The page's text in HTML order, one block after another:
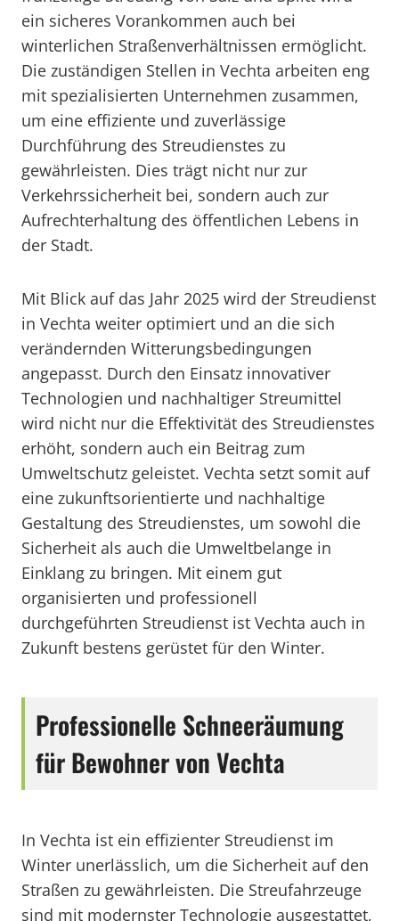
ein sicheres Vorankommen auch bei
winterlichen Straßenverhältnissen ermöglicht.
Die zuständigen Stellen in Vechta arbeiten eng
mit spezialisierten Unternehmen zusammen,
um eine effiziente und zuverlässige
Durchführung des Streudienstes zu
gewährleisten. Dies trägt nicht nur zur
Verkehrssicherheit bei, sondern auch zur
Aufrechterhaltung des öffentlichen Lebens in
der Stadt.
Mit Blick auf das Jahr 2025 wird der Streudienst
in Vechta weiter optimiert und an die sich
verändernden Witterungsbedingungen
angepasst. Durch den Einsatz innovativer
Technologien und nachhaltiger Streumittel
wird nicht nur die Effektivität des Streudienstes
erhöht, sondern auch ein Beitrag zum
Umweltschutz geleistet. Vechta setzt somit auf
eine zukunftsorientierte und nachhaltige
Gestaltung des Streudienstes, um sowohl die
Sicherheit als auch die Umweltbelange in
Einklang zu bringen. Mit einem gut
organisierten und professionell
durchgeführten Streudienst ist Vechta auch in
Zukunft bestens gerüstet für den Winter.
Professionelle Schneeräumung
für Bewohner von Vechta
In Vechta ist ein effizienter Streudienst im
Winter unerlässlich, um die Sicherheit auf den
Straßen zu gewährleisten. Die Streufahrzeuge
sind mit modernster Technologie ausgestattet,